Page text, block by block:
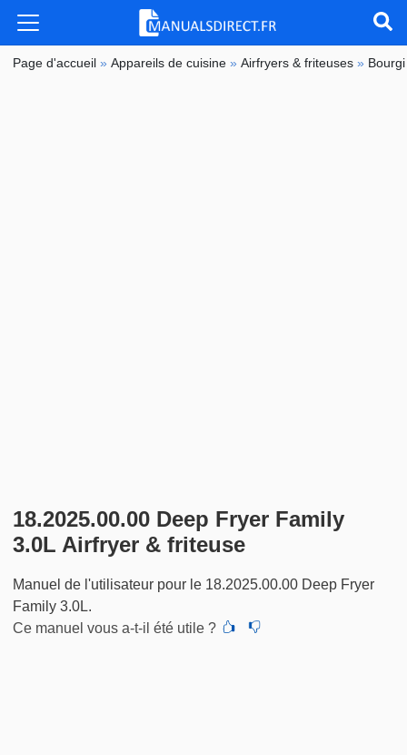
Page d'accueil »Appareils de cuisine »Airfryers & friteuses »
18.2025.00.00 Deep Fryer Family
3.0L Airfryer & friteuse
Manuel de l'utilisateur pour le 18.2025.00.00 Deep Fryer
Family 3.0L.
Ce manuel vous a-t-il été utile ?